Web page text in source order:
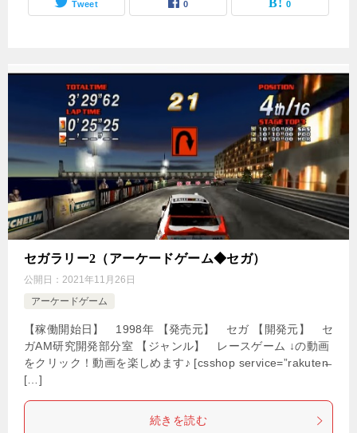
Tweet 0 0
セガラリー2（アーケードゲーム◆セガ）
公開日： 2021年11月26日
アーケードゲーム
【稼働開始日】 1998年 【発売元】 セガ 【開発元】 セ
ガAM研究開発部分室 【ジャンル】 レースゲーム ↓の動画
をクリック！動画を楽しめます♪ [csshop service=”rakuten̶
[…]
続きを読む